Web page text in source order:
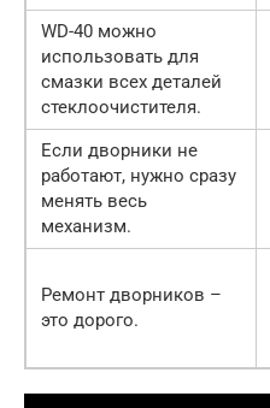
WD-40 можно
использовать для
смазки всех деталей
стеклоочистителя.
Если дворники не
работают, нужно сразу
менять весь
механизм.
Ремонт дворников –
это дорого.